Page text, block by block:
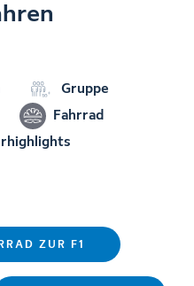
Gruppe
Fahrrad
ZUR F1